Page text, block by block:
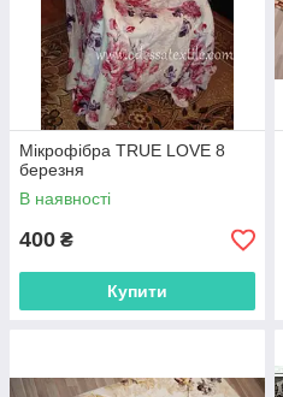
Мікрофібра TRUE LOVE 8
березня
В наявності
400 ₴
Купити